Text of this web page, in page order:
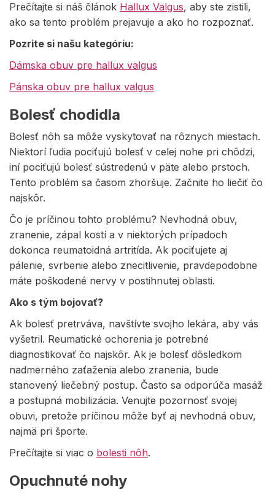
Prečítajte si náš článok Hallux Valgus, aby ste zistili,
ako sa tento problém prejavuje a ako ho rozpoznať.
Pozrite si našu kategóriu:
Dámska obuv pre hallux valgus
Pánska obuv pre hallux valgus
Bolesť chodidla
Bolesť nôh sa môže vyskytovať na rôznych miestach.
Niektorí ľudia pociťujú bolesť v celej nohe pri chôdzi,
iní pociťujú bolesť sústredenú v päte alebo prstoch.
Tento problém sa časom zhoršuje. Začnite ho liečiť čo
najskôr.
Čo je príčinou tohto problému? Nevhodná obuv,
zranenie, zápal kostí a v niektorých prípadoch
dokonca reumatoidná artritída. Ak pociťujete aj
pálenie, svrbenie alebo znecitlivenie, pravdepodobne
máte poškodené nervy v postihnutej oblasti.
Ako s tým bojovať?
Ak bolesť pretrváva, navštívte svojho lekára, aby vás
vyšetril. Reumatické ochorenia je potrebné
diagnostikovať čo najskôr. Ak je bolesť dôsledkom
nadmerného zaťaženia alebo zranenia, bude
stanovený liečebný postup. Často sa odporúča masáž
a postupná mobilizácia. Venujte pozornosť svojej
obuvi, pretože príčinou môže byť aj nevhodná obuv,
najmä pri športe.
Prečítajte si viac o bolesti nôh.
Opuchnuté nohy